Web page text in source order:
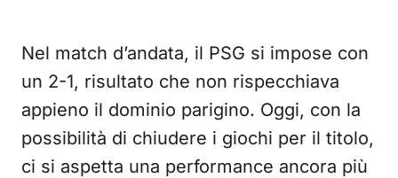
Nel match d’andata, il PSG si impose con
un 2-1, risultato che non rispecchiava
appieno il dominio parigino. Oggi, con la
possibilità di chiudere i giochi per il titolo,
ci si aspetta una performance ancora più